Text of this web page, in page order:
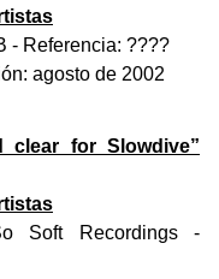
- Referencia: ????
agosto de 2002
clear for Slowdive”
Soft Recordings-